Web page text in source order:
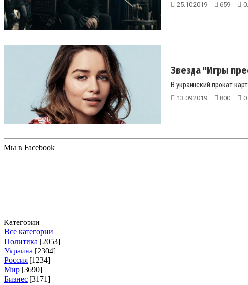
25.10.2019 659
Звезда "Игры
В украинский прокат
13.09.2019 800
Мы в Facebook
Категории
Все категории
Политика [2053]
Украина [2304]
Россия [1234]
Мир [3690]
Бизнес [3171]